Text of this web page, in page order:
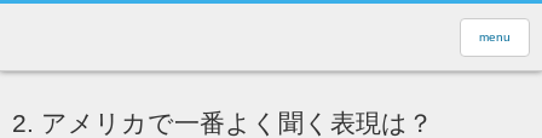
menu
2. アメリカで一番よく聞く表現は？